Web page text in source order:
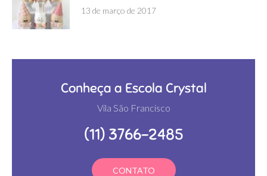
13 de março de 2017
Conheça a Escola Crystal
Vila São Francisco
(11) 3766-2485
CONTATO